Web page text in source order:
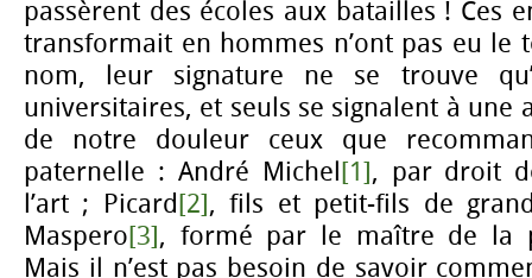
passèrent des écoles aux batailles ! Ces
transformait en hommes n’ont pas eu le
nom, leur signature ne se trouve
universitaires, et seuls se signalent à une
de notre douleur ceux que
paternelle : André Michel[1], par droit
l’art ; Picard[2], fils et petit-fils de
Maspero[3], formé par le maître de la
Mais il n’est pas besoin de savoir